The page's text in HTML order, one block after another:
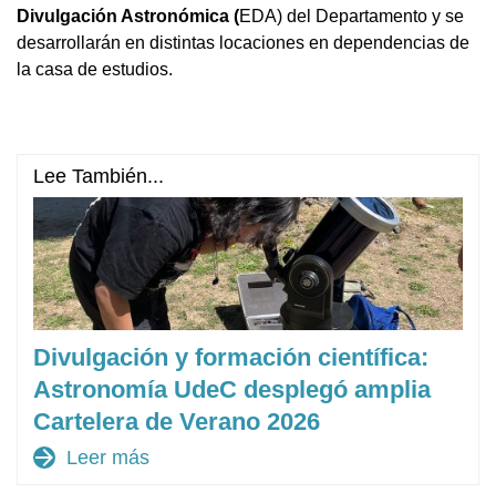
Divulgación Astronómica (EDA) del Departamento y se
desarrollarán en distintas locaciones en dependencias de
la casa de estudios.
Lee También...
Divulgación y formación científica:
Astronomía UdeC desplegó amplia
Cartelera de Verano 2026
arrow_forward Leer más